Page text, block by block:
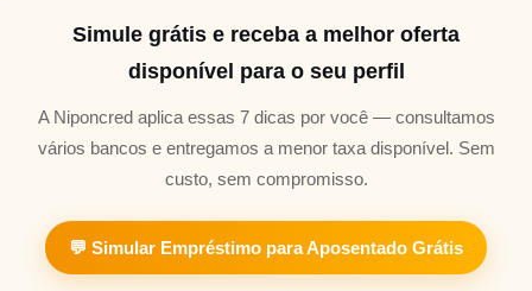
Simule grátis e receba a melhor oferta
disponível para o seu perfil
A Niponcred aplica essas 7 dicas por você — consultamos
vários bancos e entregamos a menor taxa disponível. Sem
custo, sem compromisso.
💬 Simular Empréstimo para Aposentado Grátis